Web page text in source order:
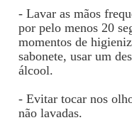
- Lavar as mãos
por pelo menos 20
momentos de
sabonete, usar um
álcool.
- Evitar tocar nos
não lavadas.